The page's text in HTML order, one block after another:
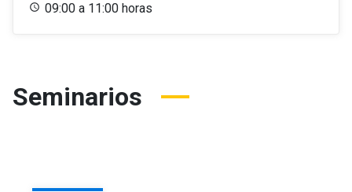
09:00 a 11:00 horas
Seminarios